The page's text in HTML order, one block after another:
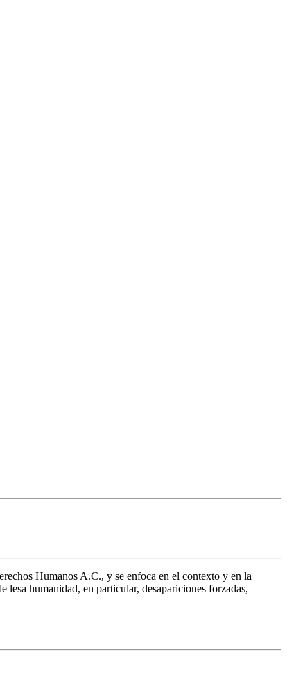
Humanos A.C., y se enfoca en el contexto y en la
lesa humanidad, en particular, desapariciones forzadas,